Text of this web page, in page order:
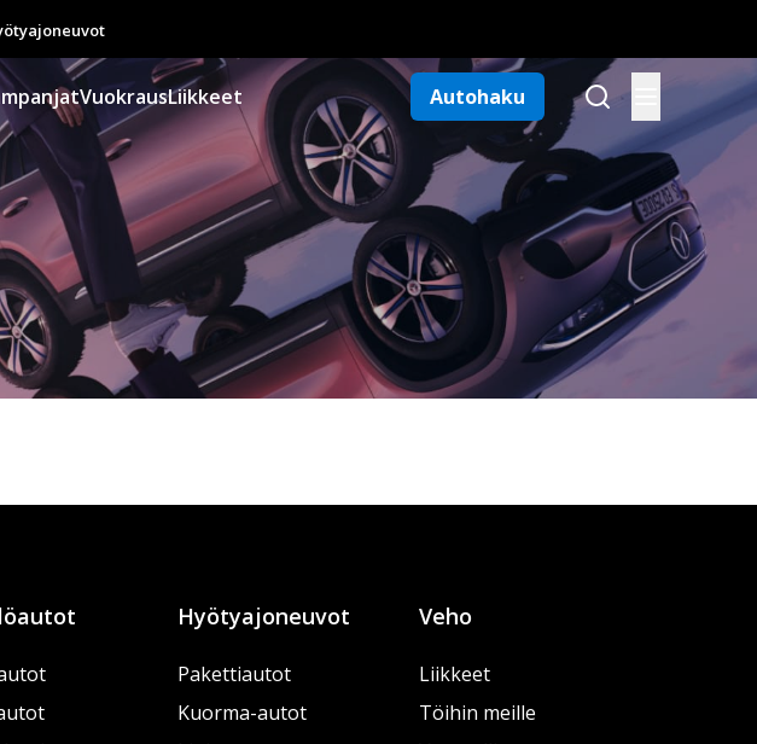
VuokrausLiikkeet Autohaku
Hyötyajoneuvot
Pakettiautot
Kuorma-autot
Veho
Liikkeet
Töihin meille